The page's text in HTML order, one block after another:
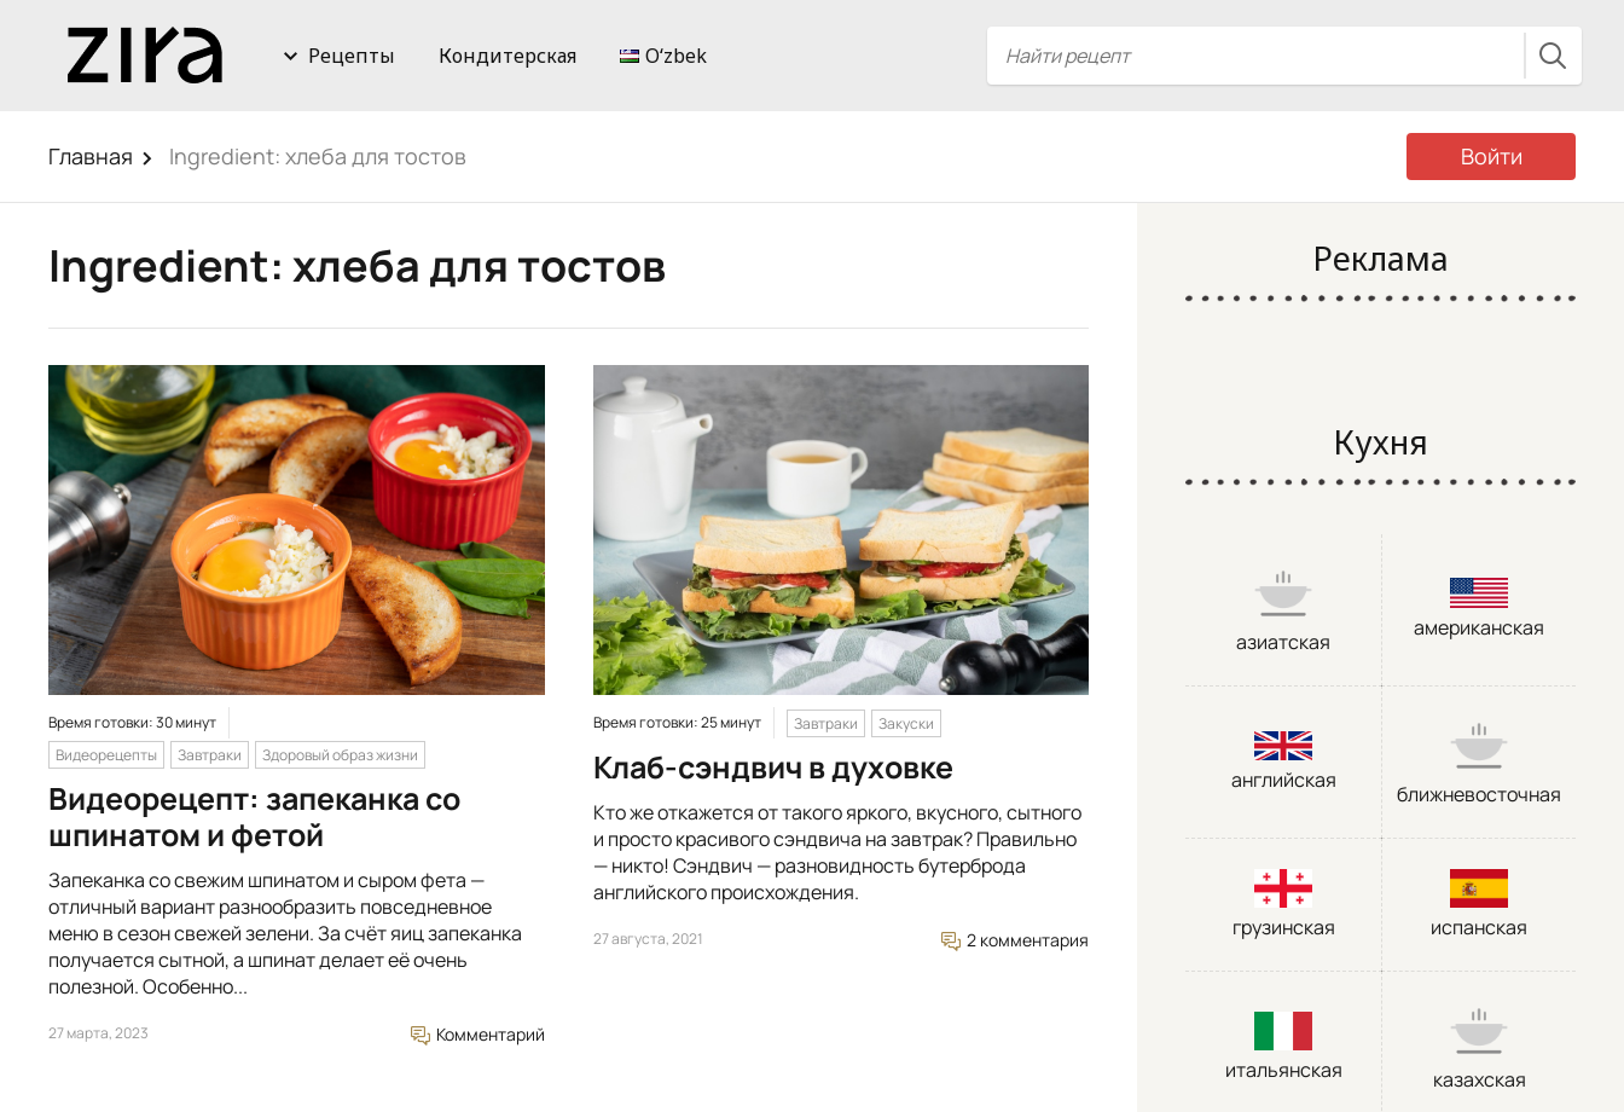
Рецепты Кондитерская Oʻzbek
Главная Ingredient: хлеба для тостов Войти
Ingredient: хлеба для тостов
Время готовки: 30 минут
Видеорецепты
Завтраки Здоровый образ жизни
Видеорецепт: запеканка со
шпинатом и фетой
Запеканка со свежим шпинатом и сыром фета —
отличный вариант разнообразить повседневное
меню в сезон свежей зелени. За счёт яиц запеканка
получается сытной, а шпинат делает её очень
полезной. Особенно...
27 марта, 2023 Комментарий
Время готовки: 25 минут Завтраки Закуски
Клаб-сэндвич в духовке
Кто же откажется от такого яркого, вкусного, сытного
и просто красивого сэндвича на завтрак? Правильно
— никто! Сэндвич — разновидность бутерброда
английского происхождения.
27 августа, 2021 2 комментария
Реклама
Кухня
азиатская
американская
английская
ближневосточная
грузинская испанская
итальянская казахская